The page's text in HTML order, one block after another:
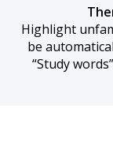
Highlight
be
“Study